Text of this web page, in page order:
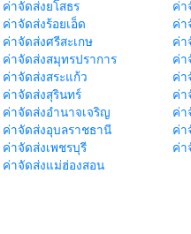
ค่าจัดส่งยโสธร
ค่า
ค่าจัดส่งร้อยเอ็ด
ค่า
ค่าจัดส่งศรีสะเกษ
ค่า
ค่าจัดส่งสมุทรปราการ
ค่า
ค่าจัดส่งสระแก้ว
ค่า
ค่าจัดส่งสุรินทร์
ค่า
ค่าจัดส่งอำนาจเจริญ
ค่า
ค่าจัดส่งอุบลราชธานี
ค่า
ค่าจัดส่งเพชรบุรี
ค่า
ค่าจัดส่งแม่ฮ่องสอน